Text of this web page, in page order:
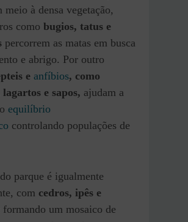
meio à densa vegetação,
como bugios, tatus e
percorrem as matas em busca
e abrigo. Por outro
e anfíbios, como
e sapos, ajudam a
equilíbrio
controlando populações de
do parque é igualmente
com cedros, ipês e
formando um mosaico de